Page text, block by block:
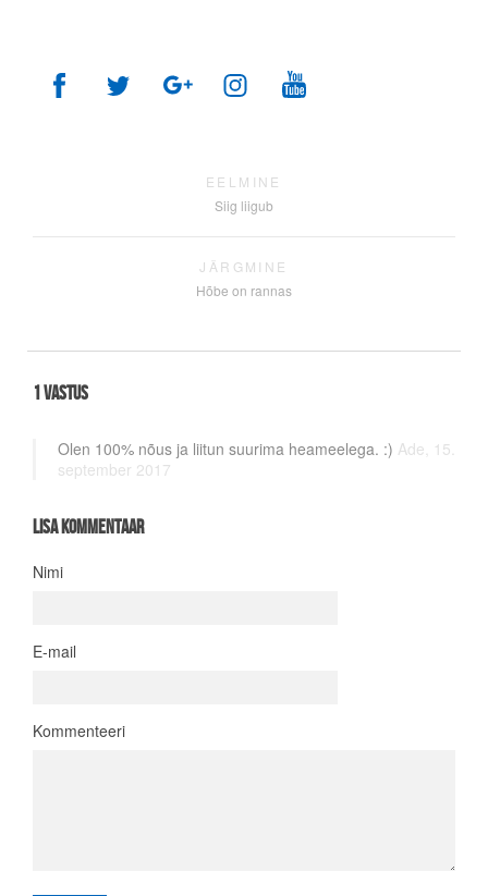
EELMINE
Siig liigub
JÄRGMINE
Hõbe on rannas
1 vastus
Olen 100% nõus ja liitun suurima heameelega. :) Ade, 15.
september 2017
Lisa kommentaar
Nimi
E-mail
Kommenteeri